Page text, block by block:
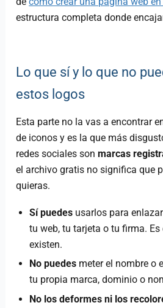
estructura completa donde
Lo que sí y lo que no
estos logos
Esta parte no la vas a encontrar
de iconos y es la que más
redes sociales sonmarcas
el archivo gratis no significa que
quieras.
Sí puedes usarlos para
tu web, tu tarjeta o tu firma. Es
existen.
No puedes meter el nombre o
tu propia marca, dominio o
No los deformes ni los